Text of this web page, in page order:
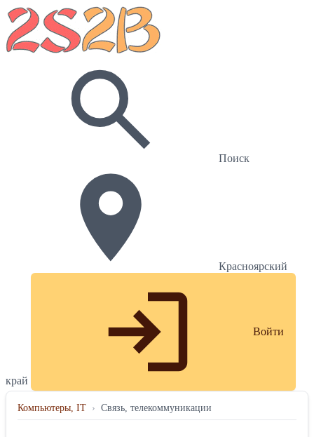
Поиск
Красноярский
край
Войти
Компьютеры, IT › Связь, телекоммуникации